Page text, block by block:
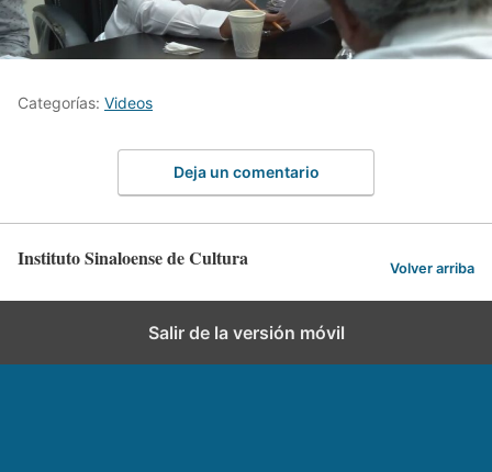
Categorías: Videos
Deja un comentario
Instituto Sinaloense de Cultura Volver arriba
Salir de la versión móvil